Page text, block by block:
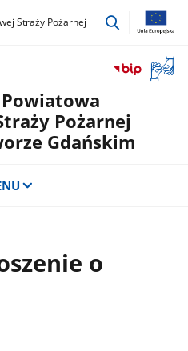
Straży Pożarnej
przejdź
okno
Pożarnej
Gdańskim
o